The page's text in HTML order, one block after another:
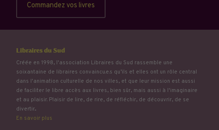
Commandez vos livres
Libraires du Sud
Créée en 1998, l'association Libraires du Sud rassemble une
soixantaine de libraires convaincu.e.s qu’ils et elles ont un rôle central
dans l'animation culturelle de nos villes, et que leur mission est aussi
de faciliter le libre accès aux livres, bien sûr, mais aussi à l'imaginaire
et au plaisir. Plaisir de lire, de rire, de réfléchir, de découvrir, de se
divertir...
En savoir plus